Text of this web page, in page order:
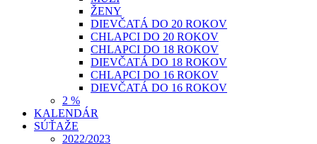
ŽENY
DIEVČATÁ DO 20 ROKOV
CHLAPCI DO 20 ROKOV
CHLAPCI DO 18 ROKOV
DIEVČATÁ DO 18 ROKOV
CHLAPCI DO 16 ROKOV
DIEVČATÁ DO 16 ROKOV
2 %
KALENDÁR
SÚŤAŽE
2022/2023